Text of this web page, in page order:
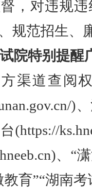
，对违规
规范招生、
院特别提醒
渠道查阅
)
(https://
、“
教育”“湖南